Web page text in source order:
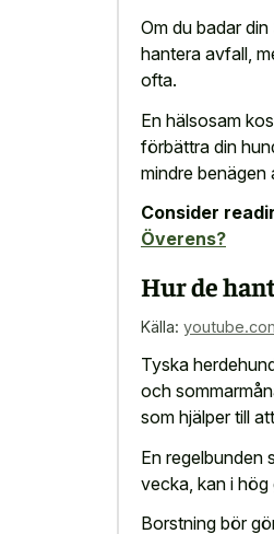
Om du badar
hantera avfall,
ofta.
En hälsosam
förbättra din
mindre benägen
Consider
Överens?
Hur de
Källa:
Tyska
och
som hjälper till
En regelbunden
vecka, kan i hög
Borstning bör